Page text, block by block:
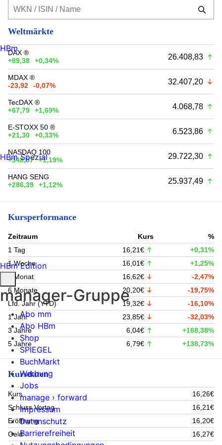
Weltmärkte
DAX ®
+89,38
+0,34% 26.408,83
MDAX ®
-23,92
-0,07% 32.407,20
TecDAX ®
+67,79
+1,69% 4.068,78
E-STOXX 50 ®
+21,30
+0,33% 6.523,86
NASDAQ 100
+348,97
+1,19% 29.722,30
HANG SENG
+286,39
+1,12% 25.937,49
Kursperformance
Zeitraum Kurs
%
1 Tag
16,21€
+0,31%
1 Woche
16,01€
+1,25%
1 Monat
16,62€
-2,47%
6 Monate
20,20€
-19,75%
Lfd. Jahr (YTD)
19,32€
-16,10%
1 Jahr
23,85€
-32,03%
3 Jahre
6,04€
+168,38%
5 Jahre
6,79€ +138,73%
Kursdaten
Kurs
16,26€
Schluss Vortag
16,21€
Eröffnung
16,20€
Geld
16,27€
HBm
HBm Spezial
HBm Edition
manager-Gruppe
Abo mm
Abo HBm
Shop
SPIEGEL
BuchMarkt
Werbung
Jobs
manage › forward
Impressum
Datenschutz
Barrierefreiheit